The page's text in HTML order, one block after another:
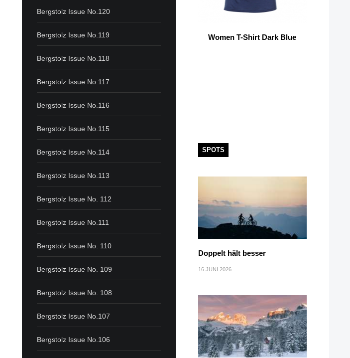
Bergstolz Issue No.120
Bergstolz Issue No.119
Bergstolz Issue No.118
Bergstolz Issue No.117
Bergstolz Issue No.116
Bergstolz Issue No.115
Bergstolz Issue No.114
Bergstolz Issue No.113
Bergstolz Issue No. 112
Bergstolz Issue No.111
Bergstolz Issue No. 110
Bergstolz Issue No. 109
Bergstolz Issue No. 108
Bergstolz Issue No.107
Bergstolz Issue No.106
Women T-Shirt Dark Blue
SPOTS
Doppelt hält besser
16.JUNI 2026